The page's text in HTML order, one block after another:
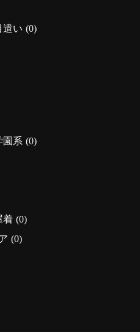
遣い (0)
園系 (0)
着 (0)
(0)